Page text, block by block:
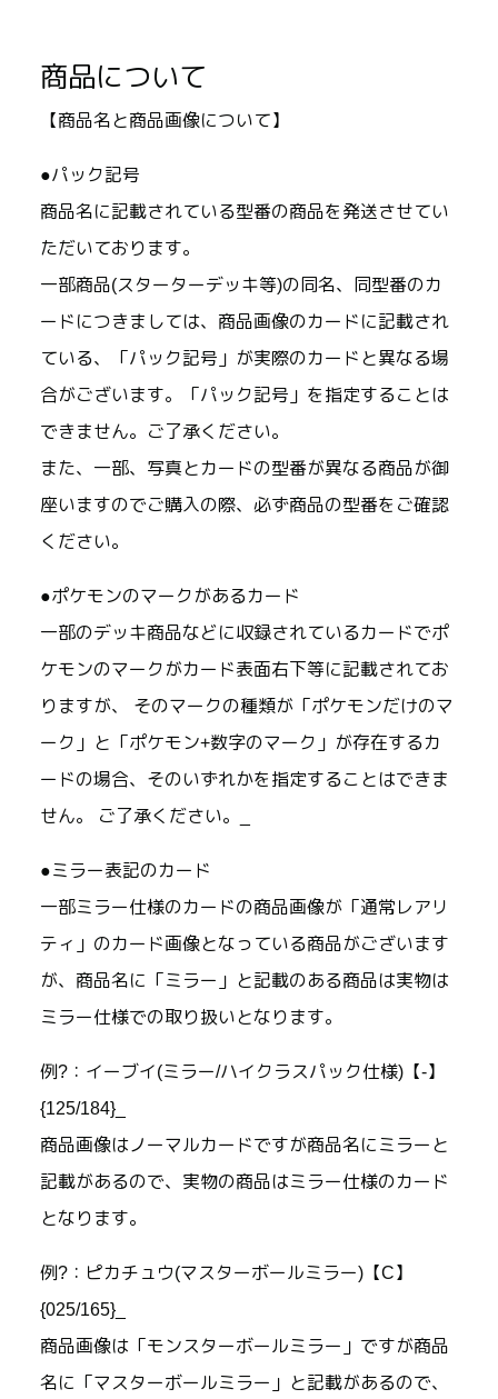
商品について
【商品名と商品画像について】
●パック記号
商品名に記載されている型番の商品を発送させてい
ただいております。
一部商品(スターターデッキ等)の同名、同型番のカ
ードにつきましては、商品画像のカードに記載され
ている、「パック記号」が実際のカードと異なる場
合がございます。「パック記号」を指定することは
できません。ご了承ください。
また、一部、写真とカードの型番が異なる商品が御
座いますのでご購入の際、必ず商品の型番をご確認
ください。
●ポケモンのマークがあるカード
一部のデッキ商品などに収録されているカードでポ
ケモンのマークがカード表面右下等に記載されてお
りますが、 そのマークの種類が「ポケモンだけのマ
ーク」と「ポケモン+数字のマーク」が存在するカ
ードの場合、そのいずれかを指定することはできま
せん。 ご了承ください。_
●ミラー表記のカード
一部ミラー仕様のカードの商品画像が「通常レアリ
ティ」のカード画像となっている商品がございます
が、商品名に「ミラー」と記載のある商品は実物は
ミラー仕様での取り扱いとなります。
例?：イーブイ(ミラー/ハイクラスパック仕様)【-】
{125/184}_
商品画像はノーマルカードですが商品名にミラーと
記載があるので、実物の商品はミラー仕様のカード
となります。
例?：ピカチュウ(マスターボールミラー)【C】
{025/165}_
商品画像は「モンスターボールミラー」ですが商品
名に「マスターボールミラー」と記載があるので、